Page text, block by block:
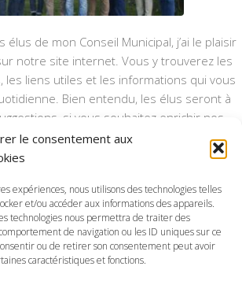
le consentement aux
expériences, nous utilisons des technologies telles
et/ou accéder aux informations des appareils.
technologies nous permettra de traiter des
de navigation ou les ID uniques sur ce
ou de retirer son consentement peut avoir
caractéristiques et fonctions.
élus de mon Conseil Municipal, j’ai le plaisir
notre site internet. Vous y trouverez les
les liens utiles et les informations qui vous
Bien entendu, les élus seront à
si vous souhaitez enrichir nos
ou nos informations.
vient en complément du bulletin
vivre et il sera actualisé pour mieux vous
informer.
visite à toutes et à tous.